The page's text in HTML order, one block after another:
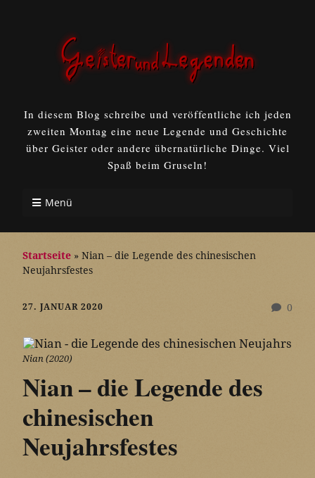
In diesem Blog schreibe und veröffentliche ich jeden
zweiten Montag eine neue Legende und Geschichte
über Geister oder andere übernatürliche Dinge. Viel
Spaß beim Gruseln!
Menü
Startseite » Nian – die Legende des chinesischen
Neujahrsfestes
0
27. JANUAR 2020
Nian (2020)
Nian – die Legende des
chinesischen
Neujahrsfestes